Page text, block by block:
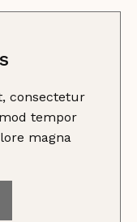
consectetur
tempor
magna